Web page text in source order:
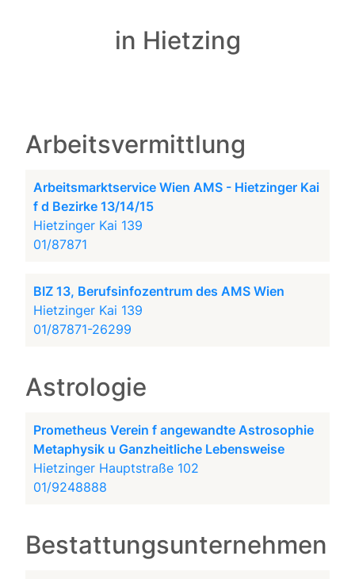
in Hietzing
Arbeitsvermittlung
Arbeitsmarktservice Wien AMS - Hietzinger Kai
f d Bezirke 13/14/15
Hietzinger Kai 139
01/87871
BIZ 13, Berufsinfozentrum des AMS Wien
Hietzinger Kai 139
01/87871-26299
Astrologie
Prometheus Verein f angewandte Astrosophie
Metaphysik u Ganzheitliche Lebensweise
Hietzinger Hauptstraße 102
01/9248888
Bestattungsunternehmen